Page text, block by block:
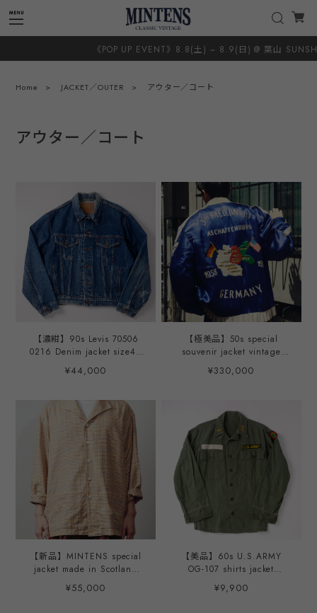
《POP UP EVENT》8.8(土) ~ 8.9(日) @ 葉山
Home JACKET／OUTER アウター／コート
アウター／コート
【濃紺】90s Levis 70506
0216 Denim jacket size42
ーバイス スペシャル ヴィン
ジャン サイズ42 実寸L アメ
リカ製
¥44,000
【極美品】50s special
souvenir jacket vintage
fabric blouson made in
50年代 ヴィンテージ スカジ
ャン スーベニア ジャケット
サテン素材 アメリカ軍 ミリ
タリー 戦車部隊 ドイツ駐留
ビッグサイズ 実寸48 サイ
ズXL程度 希少 ジャンパー
リバーシブル エキストラコ
ンディション
¥330,000
【新品】MINTENS special
jacket made in Scotland
fabrics Vintage U.S. NAVY
jacket model made in
¥55,000
【美品】60s U.S.ARMY
OG-107 shirts jacket
vintage militaly original
made in USA size about S
¥9,900